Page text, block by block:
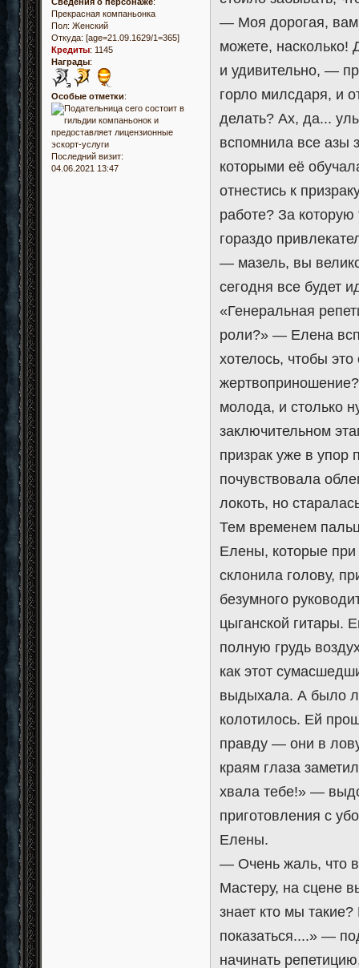
Прекрасная компаньонка
Пол: Женский
Откуда: [age=21.09.1629/1=365]
Кредиты: 1145
Награды:
Особые отметки:
Последний визит:
04.06.2021 13:47
— Моя дорогая, вам
можете, насколько!
и удивительно, —
горло милсдаря, и
делать? Ах, да...
вспомнила все азы
которыми её
отнестись к
работе? За
гораздо
— мазель, вы
сегодня все будет
«Генеральная
роли?» — Елена
хотелось, чтобы
молода, и столько
заключительном
призрак уже в упор
почувствовала
локоть, но
Тем временем
Елены, которые при
склонила голову,
безумного
цыганской гитары.
полную грудь
как этот
выдыхала. А было
колотилось. Ей
правду — они в
краям глаза
хвала тебе!» —
приготовления с
Елены.
— Очень жаль, что
Мастеру, на сцене
знает кто мы
показаться....» —
начинать